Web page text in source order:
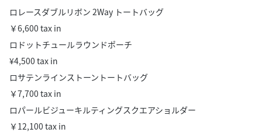
ロレースダブルリボン 2Way トートバッグ
￥6,600 tax in
ロドットチュールラウンドポーチ
¥4,500 tax in
ロサテンラインストーントートバッグ
￥7,700 tax in
ロパールビジューキルティングスクエアショルダー
￥12,100 tax in